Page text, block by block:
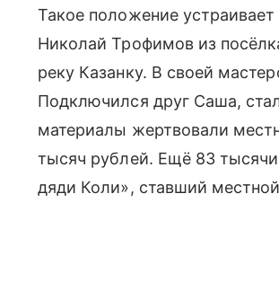
Такое положение
Николай Трофимов из
реку Казанку. В своей
Подключился друг Саша,
материалы жертвовали
тысяч рублей. Ещё 83
дяди Коли», ставший